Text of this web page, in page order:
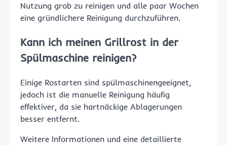
Nutzung grob zu reinigen und alle paar Wochen
eine gründlichere Reinigung durchzuführen.
Kann ich meinen Grillrost in der
Spülmaschine reinigen?
Einige Rostarten sind spülmaschinengeeignet,
jedoch ist die manuelle Reinigung häufig
effektiver, da sie hartnäckige Ablagerungen
besser entfernt.
Weitere Informationen und eine detaillierte